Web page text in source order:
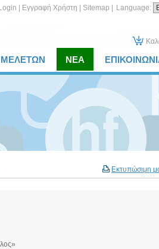
Language:
Login Εγγραφή Χρήστη Sitemap
ΜΕΛΕΤΩΝ ΝΕΑ
Εκτυπώσιμη